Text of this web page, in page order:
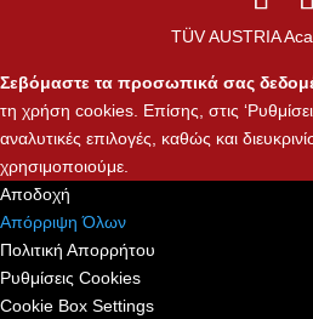
TÜV AUSTRIA
Σεβόμαστε τα προσωπικά σας
τη χρήση cookies. Επίσης, στις
αναλυτικές επιλογές, καθώς και
χρησιμοποιούμε.
Αποδοχή
Απόρριψη Όλων
Πολιτική Απορρήτου
Ρυθμίσεις Cookies
Cookie Box Settings